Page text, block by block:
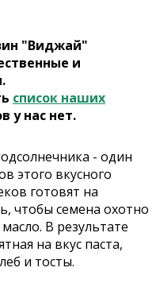
"Виджай"
и
список наших
у нас нет.
- один
этого вкусного
готовят на
чтобы семена охотно
В результате
на вкус паста,
и тосты.